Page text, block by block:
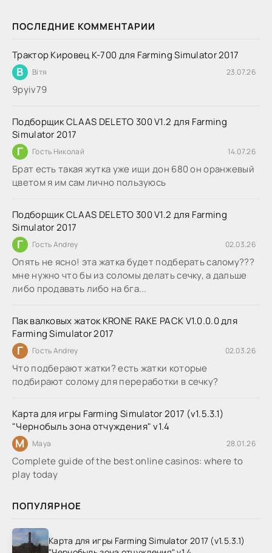
ПОСЛЕДНИЕ КОММЕНТАРИИ
Трактор Кировец К-700 для Farming Simulator 2017
В Вітя 23.07.26
9руіv79
Подборщик CLAAS DELETO 300 V1.2 для Farming
Simulator 2017
Г Гость Николай 14.07.26
Брат есть такая жутка уже ищи дон 680 он оранжевый
цветом я им сам лично пользуюсь
Подборщик CLAAS DELETO 300 V1.2 для Farming
Simulator 2017
Г Гость Andrey 02.03.26
Опять не ясно! эта жатка будет подберать салому???
мне нужно что бы из соломы делать сечку, а дальше
либо продавать либо на бга...
Пак валковых жаток KRONE RAKE PACK V1.0.0.0 для
Farming Simulator 2017
Г Гость Andrey 02.03.26
Что подберают жатки? есть жатки которые
подбирают солому для переработки в сечку?
Карта для игры Farming Simulator 2017 (v1.5.3.1)
"Чернобыль зона отчуждения" v1.4
M Maya 28.01.26
Complete guide of the best online casinos: where to
play today
ПОПУЛЯРНОЕ
Карта для игры Farming Simulator 2017 (v1.5.3.1)